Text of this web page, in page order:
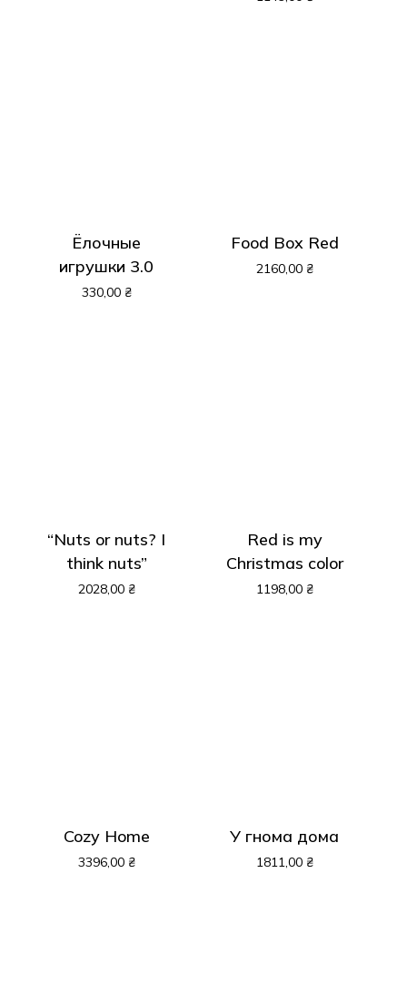
Ёлочные
игрушки 3.0
330,00 ₴
Food Box Red
2160,00 ₴
“Nuts or nuts? I
think nuts”
2028,00 ₴
Red is my
Christmas color
1198,00 ₴
Cozy Home
3396,00 ₴
У гнома дома
1811,00 ₴